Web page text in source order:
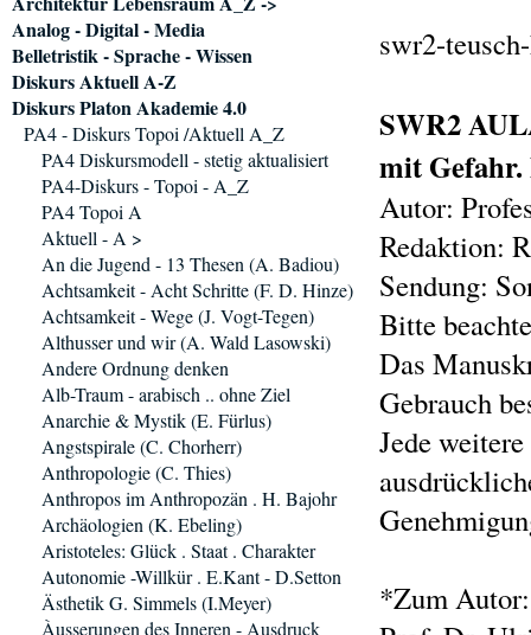
swr2-
SWR2
mit
Autor:
Redaktion:
Sendung:
Bitte
Das
Gebrauch
Jede
*Zum Autor:
Analog - Digital - Media
Belletristik - Sprache - Wissen
Diskurs Aktuell A-Z
Diskurs Platon Akademie 4.0
PA4 - Diskurs Topoi /Aktuell A_Z
PA4 Diskursmodell - stetig aktualisiert
PA4-Diskurs - Topoi - A_Z
PA4 Topoi A
Aktuell - A >
An die Jugend - 13 Thesen (A. Badiou)
Achtsamkeit - Acht Schritte (F. D. Hinze)
Achtsamkeit - Wege (J. Vogt-Tegen)
Althusser und wir (A. Wald Lasowski)
Andere Ordnung denken
Alb-Traum - arabisch .. ohne Ziel
Anarchie & Mystik (E. Fürlus)
Angstspirale (C. Chorherr)
Anthropologie (C. Thies)
Anthropos im Anthropozän . H. Bajohr
Archäologien (K. Ebeling)
Aristoteles: Glück . Staat . Charakter
Autonomie -Willkür . E.Kant - D.Setton
Ästhetik G. Simmels (I.Meyer)
Àusserungen des Inneren - Ausdruck